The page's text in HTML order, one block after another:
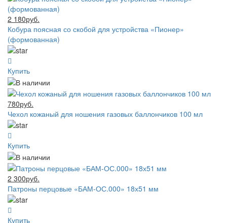
2 180руб.
Кобура поясная со скобой для устройства «Пионер»
(формованная)
Купить
780руб.
Чехол кожаный для ношения газовых баллончиков 100 мл
Купить
2 300руб.
Патроны перцовые «БАМ-ОС.000» 18х51 мм
Купить